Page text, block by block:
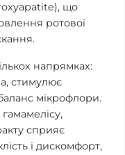
що
ротової
напрямках:
стимулює
мікрофлори.
сприяє
і дискомфорт,